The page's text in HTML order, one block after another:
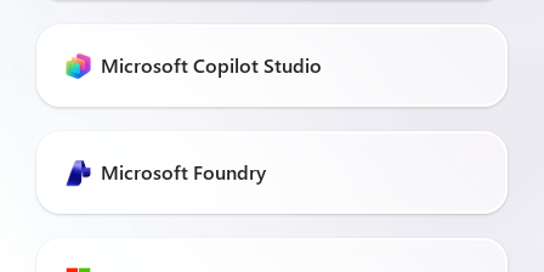
Microsoft Copilot Studio
Microsoft Foundry